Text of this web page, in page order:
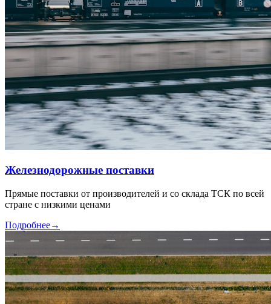
Железнодорожные поставки
Прямые поставки от производителей и со склада ТСК по всей
стране с низкими ценами
Подробнее→